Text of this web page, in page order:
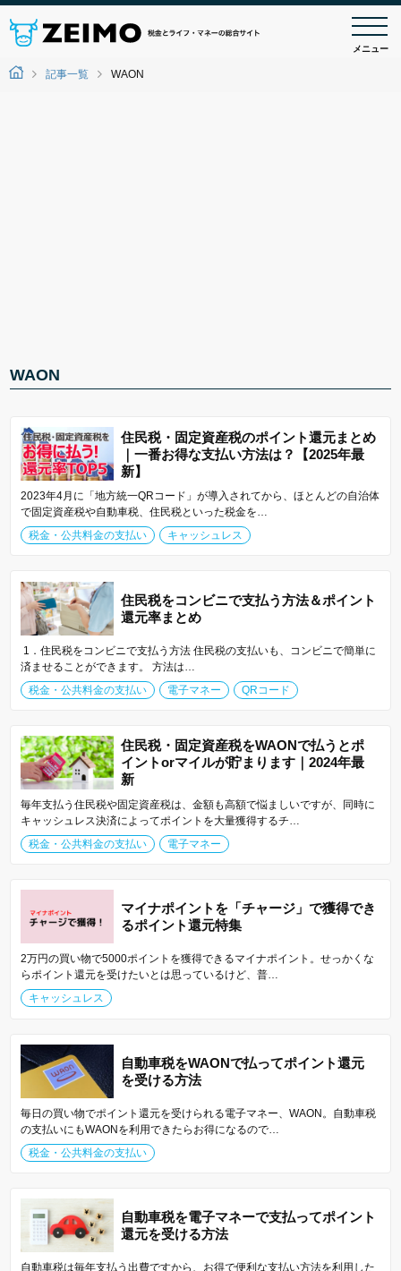
メニュー
記事一覧 WAON
WAON
住民税・固定資産税のポイント還元まとめ
｜一番お得な支払い方法は？【2025年最
新】
2023年4月に「地方統一QRコード」が導入されてから、ほとんどの自治体
で固定資産税や自動車税、住民税といった税金を…
税金・公共料金の支払い
キャッシュレス
住民税をコンビニで支払う方法＆ポイント
還元率まとめ
1．住民税をコンビニで支払う方法 住民税の支払いも、コンビニで簡単に
済ませることができます。 方法は…
税金・公共料金の支払い
電子マネー QRコード
住民税・固定資産税をWAONで払うとポ
イントorマイルが貯まります｜2024年最
新
毎年支払う住民税や固定資産税は、金額も高額で悩ましいですが、同時に
キャッシュレス決済によってポイントを大量獲得するチ…
税金・公共料金の支払い
電子マネー
マイナポイントを「チャージ」で獲得でき
るポイント還元特集
2万円の買い物で5000ポイントを獲得できるマイナポイント。せっかくな
らポイント還元を受けたいとは思っているけど、普…
キャッシュレス
自動車税をWAONで払ってポイント還元
を受ける方法
毎日の買い物でポイント還元を受けられる電子マネー、WAON。自動車税
の支払いにもWAONを利用できたらお得になるので…
税金・公共料金の支払い
自動車税を電子マネーで支払ってポイント
還元を受ける方法
自動車税は毎年支払う出費ですから、お得で便利な支払い方法を利用した